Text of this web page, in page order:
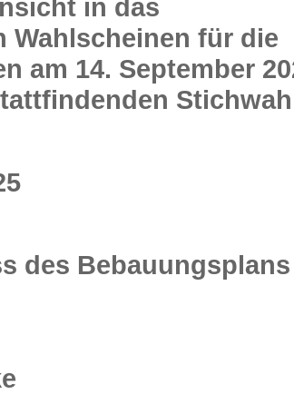
in das
Wahlscheinen für die
am 14. September
des Bebauungsplans